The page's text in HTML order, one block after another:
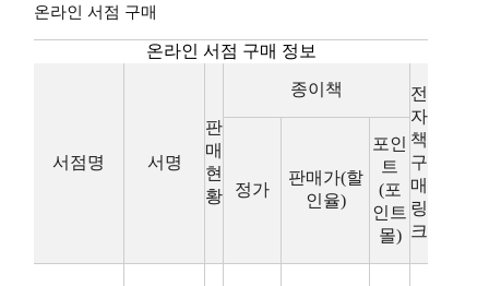
온라인 서점 구매
온라인 서점 구매 정보
서점명 서명
판
매
현
황
종이책
전
자
책
구
매
링
크
정가
판매가(할
인율)
포인
트
(포
인트
몰)